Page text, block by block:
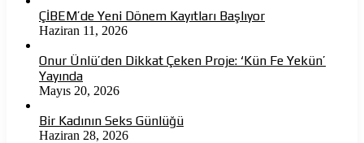
ÇİBEM’de Yeni Dönem Kayıtları Başlıyor
Haziran 11, 2026
Onur Ünlü’den Dikkat Çeken Proje: ‘Kün Fe Yekün’
Yayında
Mayıs 20, 2026
Bir Kadının Seks Günlüğü
Haziran 28, 2026